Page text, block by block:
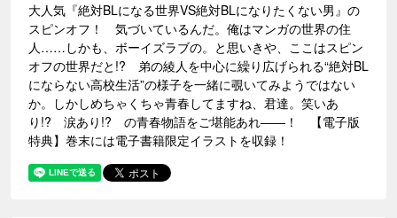
大人気『絶対BLになる世界VS絶対BLになりたくない男』の
スピンオフ！ 気づいているんだ。俺はマンガの世界の住
人……しかも、ボーイズラブの。と思いきや、ここはスピン
オフの世界だと!? 弟の綾人を中心に繰り広げられる“絶対BL
にならない高校生活”の様子を一緒に覗いてみようではない
か。しかしめちゃくちゃ青春してますね、君達。笑いあ
り!? 涙あり!? の青春物語をご堪能あれ――！ 【電子版
特典】巻末には電子書籍限定イラストを収録！